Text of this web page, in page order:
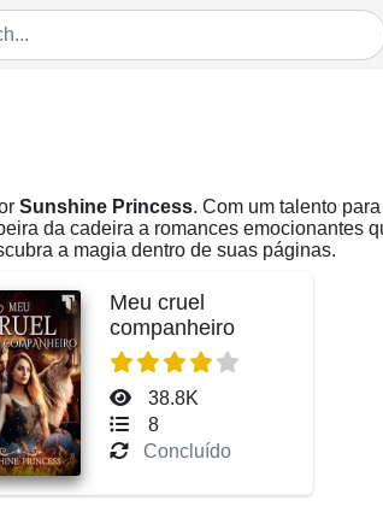
Sunshine Princess. Com um talento
da cadeira a romances
a magia dentro de suas páginas.
Meu cruel
companheiro
38.8K
8
Concluído